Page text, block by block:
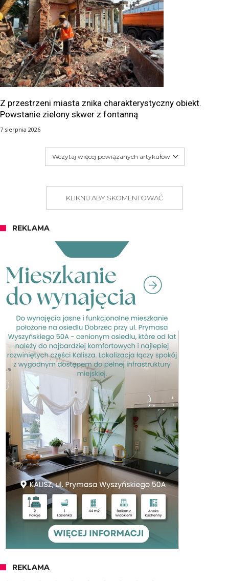
Z przestrzeni miasta znika charakterystyczny obiekt.
Powstanie zielony skwer z fontanną
7 sierpnia 2026
Wczytaj więcej powiązanych artykułów
KLIKNIJ ABY SKOMENTOWAĆ
REKLAMA
REKLAMA